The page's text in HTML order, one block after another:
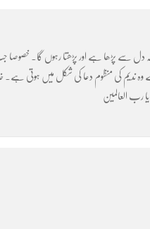
دل سے پڑھا ہے اور پڑھتا رہوں گا۔ خصوصا
وہ ندیم کی منظوم دعا کی شکل میں ہوتی
رب العالمین